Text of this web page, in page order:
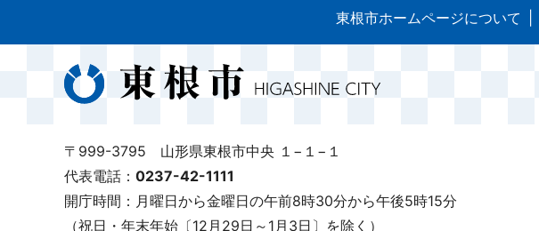
東根市ホームページについて
〒999-3795 山形県東根市中央 １−１−１
代表電話： 0237-42-1111
開庁時間：月曜日から金曜日の午前8時30分から午後5時15分
（祝日・年末年始〔12月29日～1月3日〕を除く）